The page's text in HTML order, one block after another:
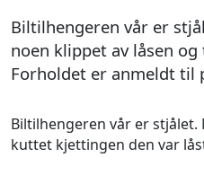
Biltilhengeren vår er
noen klippet av låsen
Forholdet er anmeldt til
Biltilhengeren vår er
kuttet kjettingen den var